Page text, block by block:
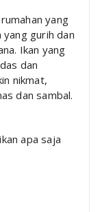
yang
yang gurih dan
Ikan yang
dan
nikmat,
dan sambal.
apa saja